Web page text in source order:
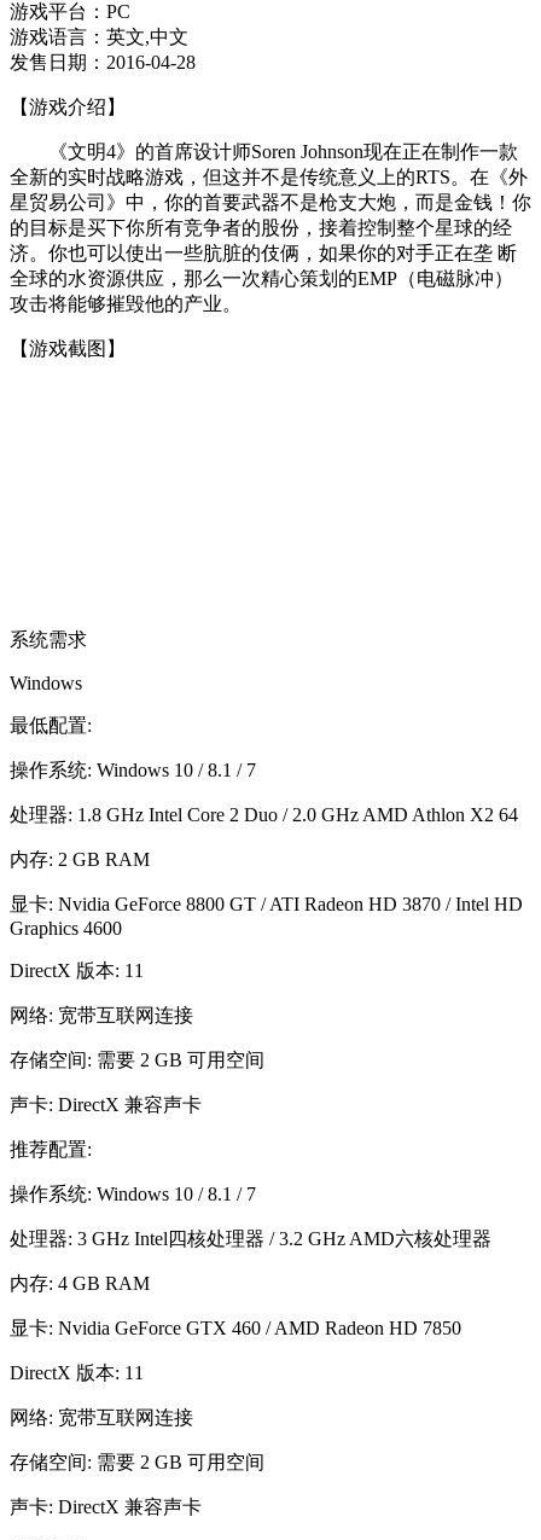
游戏平台：PC
游戏语言：英文,中文
发售日期：2016-04-28
【游戏介绍】
《文明4》的首席设计师Soren Johnson现在正在制作一款
全新的实时战略游戏，但这并不是传统意义上的RTS。在《外
星贸易公司》中，你的首要武器不是枪支大炮，而是金钱！你
的目标是买下你所有竞争者的股份，接着控制整个星球的经
济。你也可以使出一些肮脏的伎俩，如果你的对手正在垄 断
全球的水资源供应，那么一次精心策划的EMP（电磁脉冲）
攻击将能够摧毁他的产业。
【游戏截图】
系统需求
Windows
最低配置:
操作系统: Windows 10 / 8.1 / 7
处理器: 1.8 GHz Intel Core 2 Duo / 2.0 GHz AMD Athlon X2 64
内存: 2 GB RAM
显卡: Nvidia GeForce 8800 GT / ATI Radeon HD 3870 / Intel HD
Graphics 4600
DirectX 版本: 11
网络: 宽带互联网连接
存储空间: 需要 2 GB 可用空间
声卡: DirectX 兼容声卡
推荐配置:
操作系统: Windows 10 / 8.1 / 7
处理器: 3 GHz Intel四核处理器 / 3.2 GHz AMD六核处理器
内存: 4 GB RAM
显卡: Nvidia GeForce GTX 460 / AMD Radeon HD 7850
DirectX 版本: 11
网络: 宽带互联网连接
存储空间: 需要 2 GB 可用空间
声卡: DirectX 兼容声卡